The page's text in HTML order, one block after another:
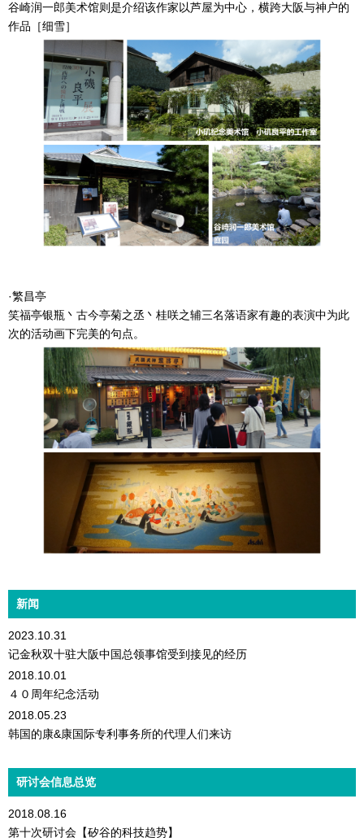
谷崎润一郎美术馆则是介绍该作家以芦屋为中心，横跨大阪与神户的
作品［细雪］
·繁昌亭
笑福亭银瓶丶古今亭菊之丞丶桂咲之辅三名落语家有趣的表演中为此
次的活动画下完美的句点。
新闻
2023.10.31
记金秋双十驻大阪中国总领事馆受到接见的经历
2018.10.01
４０周年纪念活动
2018.05.23
韩国的康&康国际专利事务所的代理人们来访
研讨会信息总览
2018.08.16
第十次研讨会【矽谷的科技趋势】